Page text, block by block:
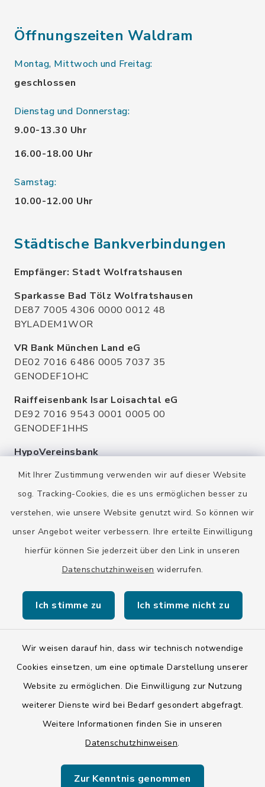
Mit Ihrer Zustimmung verwenden wir auf dieser Website
sog. Tracking-Cookies, die es uns ermöglichen besser zu
verstehen, wie unsere Website genutzt wird. So können wir
unser Angebot weiter verbessern. Ihre erteilte Einwilligung
hierfür können Sie jederzeit über den Link in unseren
Datenschutzhinweisen widerrufen.
Ich stimme zu Ich stimme nicht zu
Wir weisen darauf hin, dass wir technisch notwendige
Cookies einsetzen, um eine optimale Darstellung unserer
Website zu ermöglichen. Die Einwilligung zur Nutzung
weiterer Dienste wird bei Bedarf gesondert abgefragt.
Weitere Informationen finden Sie in unseren
Datenschutzhinweisen.
Zur Kenntnis genommen
Öffnungszeiten Waldram
Montag, Mittwoch und Freitag:
geschlossen
Dienstag und Donnerstag:
9.00-13.30 Uhr
16.00-18.00 Uhr
Samstag:
10.00-12.00 Uhr
Städtische Bankverbindungen
Empfänger: Stadt Wolfratshausen
Sparkasse Bad Tölz Wolfratshausen
DE87 7005 4306 0000 0012 48
BYLADEM1WOR
VR Bank München Land eG
DE02 7016 6486 0005 7037 35
GENODEF1OHC
Raiffeisenbank Isar Loisachtal eG
DE92 7016 9543 0001 0005 00
GENODEF1HHS
HypoVereinsbank
HYVEDEMMXXX
Kontakt
Barrierefreiheit
Impressum
ISIS 12
Sitemap
Cookie-Einstellungen